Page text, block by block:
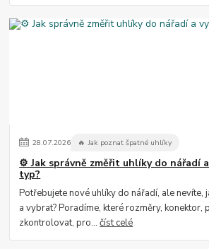
28.07.2026 🔥 Jak poznat špatné uhlíky
⚙️ Jak správně změřit uhlíky do nářadí
typ?
Potřebujete nové uhlíky do nářadí, ale nevíte,
a vybrat? Poradíme, které rozměry, konektor,
zkontrolovat, pro...číst celé